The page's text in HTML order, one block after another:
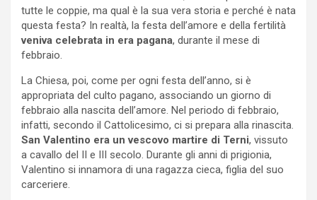
tutte le coppie, ma qual è la sua vera storia e perché è nata
questa festa? In realtà, la festa dell’amore e della fertilità
veniva celebrata in era pagana, durante il mese di
febbraio.
La Chiesa, poi, come per ogni festa dell’anno, si è
appropriata del culto pagano, associando un giorno di
febbraio alla nascita dell’amore. Nel periodo di febbraio,
infatti, secondo il Cattolicesimo, ci si prepara alla rinascita.
San Valentino era un vescovo martire di Terni, vissuto
a cavallo del II e III secolo. Durante gli anni di prigionia,
Valentino si innamora di una ragazza cieca, figlia del suo
carceriere.